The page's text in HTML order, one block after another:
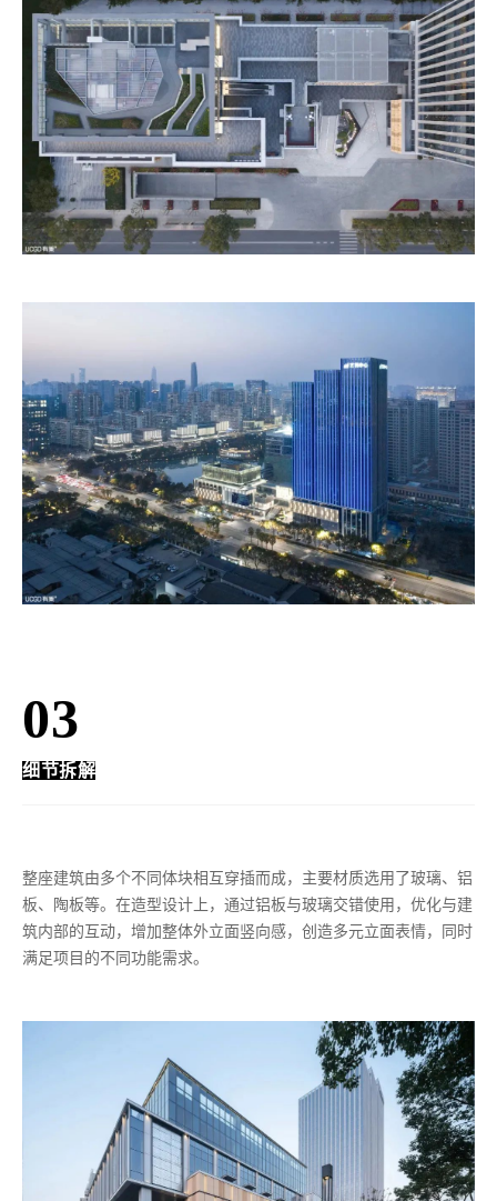
03
细节拆解
整座建筑由多个不同体块相互穿插而成，主要材质选用了玻璃、铝
板、陶板等。在造型设计上，通过铝板与玻璃交错使用，优化与建
筑内部的互动，增加整体外立面竖向感，创造多元立面表情，同时
满足项目的不同功能需求。